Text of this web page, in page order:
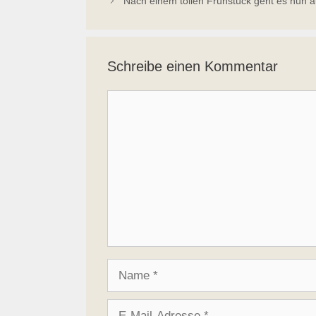
Schreibe einen Kommentar